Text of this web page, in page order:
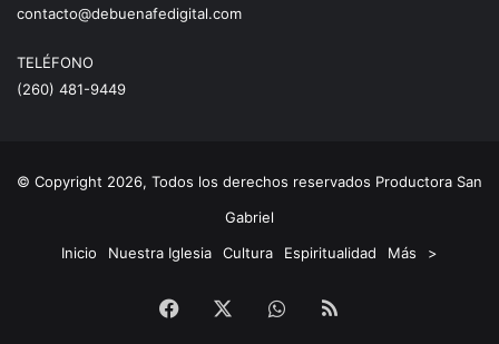
contacto@debuenafedigital.com
TELÉFONO
(260) 481-9449
© Copyright 2026, Todos los derechos reservados Productora San
Gabriel
Inicio
Nuestra Iglesia Cultura Espiritualidad Más >
Facebook WhatsApp